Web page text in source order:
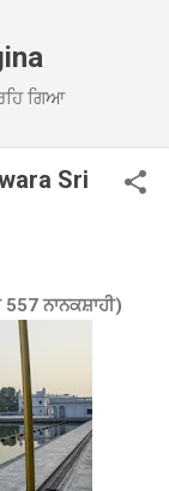
ਗਿਆ
Sri
ਨਾਨਕਸ਼ਾਹੀ)